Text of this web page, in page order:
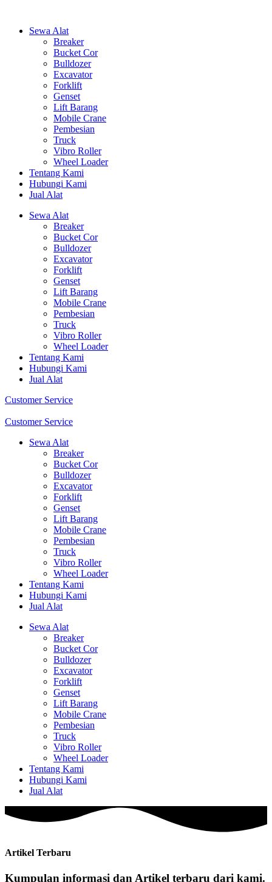
Sewa Alat
Breaker
Bucket Cor
Bulldozer
Excavator
Forklift
Genset
Lift Barang
Mobile Crane
Pembesian
Truck
Vibro Roller
Wheel Loader
Tentang Kami
Hubungi Kami
Jual Alat
Sewa Alat
Breaker
Bucket Cor
Bulldozer
Excavator
Forklift
Genset
Lift Barang
Mobile Crane
Pembesian
Truck
Vibro Roller
Wheel Loader
Tentang Kami
Hubungi Kami
Jual Alat
Customer Service
Customer Service
Sewa Alat
Breaker
Bucket Cor
Bulldozer
Excavator
Forklift
Genset
Lift Barang
Mobile Crane
Pembesian
Truck
Vibro Roller
Wheel Loader
Tentang Kami
Hubungi Kami
Jual Alat
Sewa Alat
Breaker
Bucket Cor
Bulldozer
Excavator
Forklift
Genset
Lift Barang
Mobile Crane
Pembesian
Truck
Vibro Roller
Wheel Loader
Tentang Kami
Hubungi Kami
Jual Alat
Artikel Terbaru
Kumpulan informasi dan Artikel terbaru dari kami.